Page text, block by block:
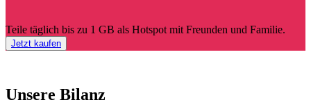
Teile täglich bis zu 1 GB als Hotspot mit Freunden und Familie.
Jetzt kaufen
Unsere Bilanz